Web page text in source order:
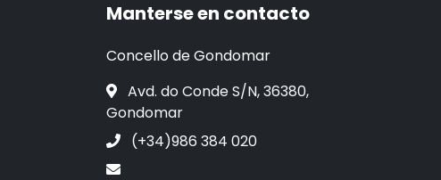
Manterse en contacto
Concello de Gondomar
Avd. do Conde S/N, 36380,
Gondomar
(+34)986 384 020